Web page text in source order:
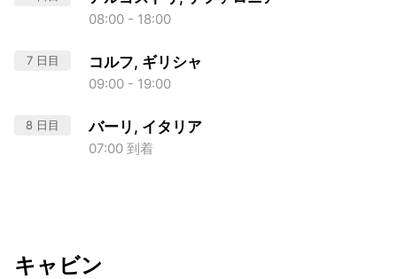
08:00 - 18:00
7 日目 コルフ, ギリシャ
09:00 - 19:00
8 日目 バーリ, イタリア
07:00 到着
キャビン